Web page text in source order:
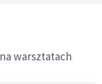
warsztatach